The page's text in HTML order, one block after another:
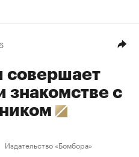
совершает
знакомстве с
Издательство «Бомбора»